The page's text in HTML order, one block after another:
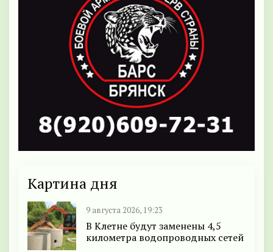
Картина дня
9 августа 2026, 19:23
В Клетне будут заменены 4,5
километра водопроводных сетей